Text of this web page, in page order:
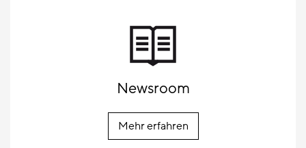
Newsroom
Mehr erfahren